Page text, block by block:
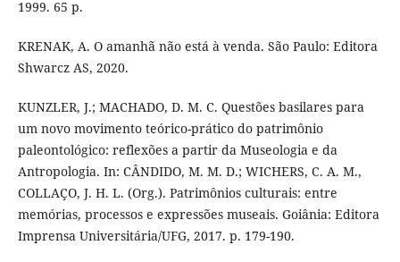
1999. 65 p.
KRENAK, A. O amanhã não está à venda. São Paulo: Editora
Shwarcz AS, 2020.
KUNZLER, J.; MACHADO, D. M. C. Questões basilares para
um novo movimento teórico-prático do patrimônio
paleontológico: reflexões a partir da Museologia e da
Antropologia. In: CÂNDIDO, M. M. D.; WICHERS, C. A. M.,
COLLAÇO, J. H. L. (Org.). Patrimônios culturais: entre
memórias, processos e expressões museais. Goiânia: Editora
Imprensa Universitária/UFG, 2017. p. 179-190.